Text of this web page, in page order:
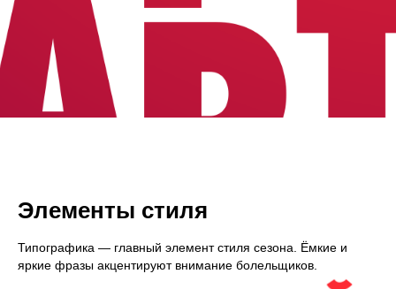
Элементы стиля
Типографика — главный элемент стиля сезона. Ёмкие и
яркие фразы акцентируют внимание болельщиков.